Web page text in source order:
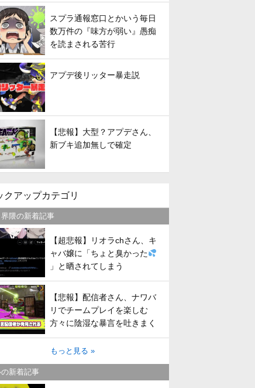
スプラ通報窓口とかいう毎日
数万件の『味方が弱い』愚痴
を読まされる苦行
アプデ後リッター暴走説
【悲報】大型？アプデさん、
新ブキ追加無しで確定
クアップカテゴリ
隈の新着記事
【超悲報】リオラchさん、キ
ャバ嬢に「ちょと臭かった
」と晒されてしまう
【悲報】配信者さん、ナワバ
リでチームプレイを楽しむ
方々に陰湿な暴言を吐きまく
ってしまう
もっと見る »
新着記事